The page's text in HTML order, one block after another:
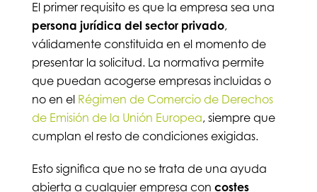
El primer requisito es que la empresa sea una
persona jurídica del sector privado,
válidamente constituida en el momento de
presentar la solicitud. La normativa permite
que puedan acogerse empresas incluidas o
no en el Régimen de Comercio de Derechos
de Emisión de la Unión Europea, siempre que
cumplan el resto de condiciones exigidas.
Esto significa que no se trata de una ayuda
abierta a cualquier empresa con costes